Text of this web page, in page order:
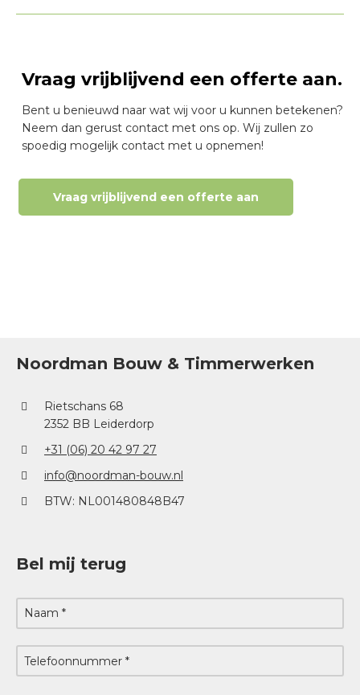
Vraag vrijblijvend een offerte aan.
Bent u benieuwd naar wat wij voor u kunnen betekenen?
Neem dan gerust contact met ons op. Wij zullen zo
spoedig mogelijk contact met u opnemen!
Vraag vrijblijvend een offerte aan
Noordman Bouw & Timmerwerken
Rietschans 68
2352 BB Leiderdorp
+31 (06) 20 42 97 27
info@noordman-bouw.nl
BTW: NL001480848B47
Bel mij terug